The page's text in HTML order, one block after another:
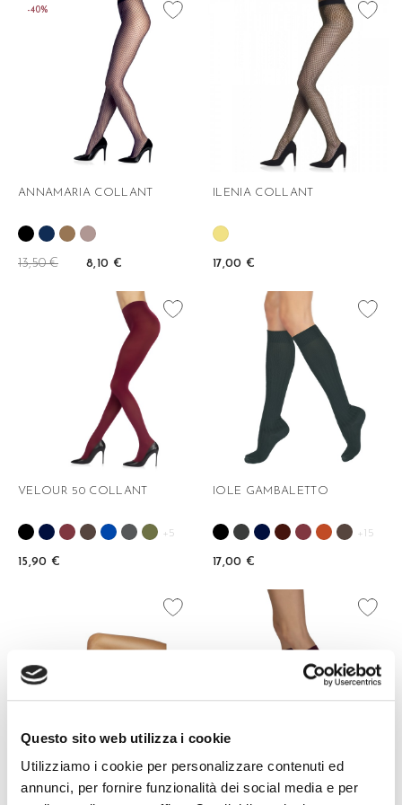
Questo sito web utilizza i cookie
Utilizziamo i cookie per personalizzare contenuti ed
annunci, per fornire funzionalità dei social media e per
ANNAMARIA COLLANT
13,50 € 8,10 €
favorite_border
-40%
ILENIA COLLANT
17,00 €
favorite_border
VELOUR 50 COLLANT
+5
15,90 €
favorite_border
IOLE GAMBALETTO
+15
17,00 €
favorite_border
IOLE CALZINO 3/4
favorite_border
ADELE GAMBALETTO
favorite_border